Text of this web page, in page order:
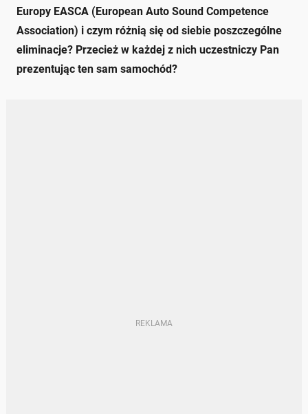
Europy EASCA (European Auto Sound Competence
Association) i czym różnią się od siebie poszczególne
eliminacje? Przecież w każdej z nich uczestniczy Pan
prezentując ten sam samochód?